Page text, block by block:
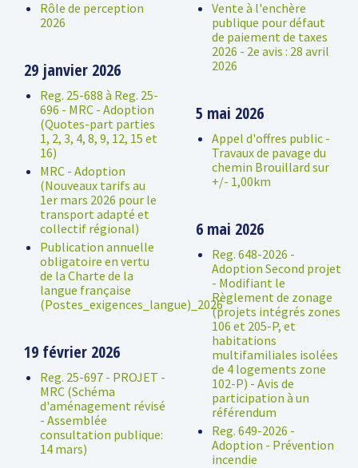
Rôle de perception
2026
29 janvier 2026
Reg. 25-688 à Reg. 25-
696 - MRC - Adoption
(Quotes-part parties
1, 2, 3, 4, 8, 9, 12, 15 et
16)
MRC - Adoption
(Nouveaux tarifs au
1er mars 2026 pour le
transport adapté et
collectif régional)
Publication annuelle
obligatoire en vertu
de la Charte de la
langue française
(Postes_exigences_langue)_2026
19 février 2026
Reg. 25-697 - PROJET -
MRC (Schéma
d'aménagement révisé
- Assemblée
consultation publique:
14 mars)
Vente à l'enchère
publique pour défaut
de paiement de taxes
2026 - 2e avis : 28 avril
2026
5 mai 2026
Appel d'offres public -
Travaux de pavage du
chemin Brouillard sur
+/- 1,00km
6 mai 2026
Reg. 648-2026 -
Adoption Second projet
- Modifiant le
Règlement de zonage
(projets intégrés zones
106 et 205-P, et
habitations
multifamiliales isolées
de 4 logements zone
102-P) - Avis de
participation à un
référendum
Reg. 649-2026 -
Adoption - Prévention
incendie